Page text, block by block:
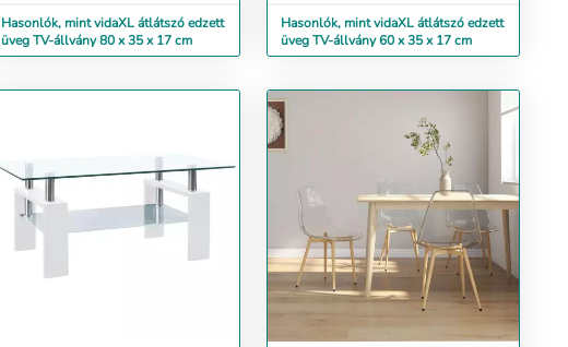
Hasonlók, mint vidaXL átlátszó edzett
üveg TV-állvány 80 x 35 x 17 cm
Hasonlók, mint vidaXL átlátszó edzett
üveg TV-állvány 60 x 35 x 17 cm